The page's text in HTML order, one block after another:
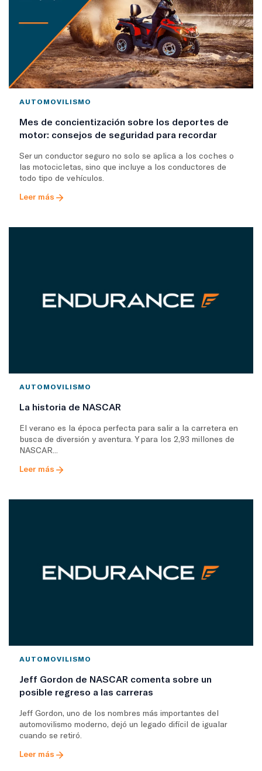
AUTOMOVILISMO
Mes de concientización sobre los deportes de
motor: consejos de seguridad para recordar
Ser un conductor seguro no solo se aplica a los coches o
las motocicletas, sino que incluye a los conductores de
todo tipo de vehículos.
Leer más
AUTOMOVILISMO
La historia de NASCAR
El verano es la época perfecta para salir a la carretera en
busca de diversión y aventura. Y para los 2,93 millones de
NASCAR...
Leer más
AUTOMOVILISMO
Jeff Gordon de NASCAR comenta sobre un
posible regreso a las carreras
Jeff Gordon, uno de los nombres más importantes del
automovilismo moderno, dejó un legado difícil de igualar
cuando se retiró.
Leer más